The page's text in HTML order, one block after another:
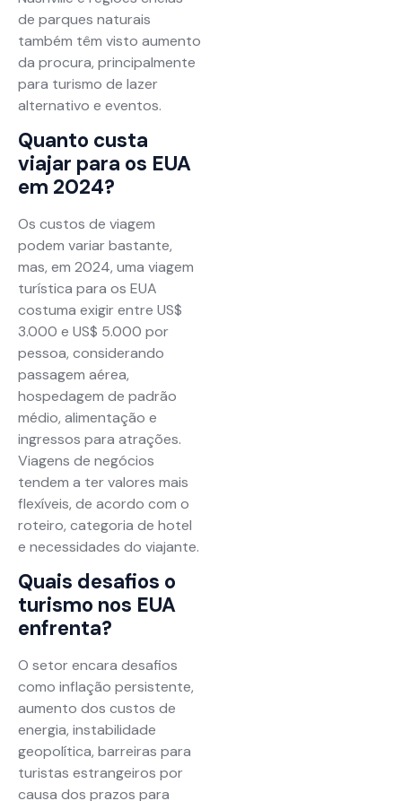
de parques naturais
também têm visto aumento
da procura, principalmente
para turismo de lazer
alternativo e eventos.
Quanto custa
viajar para os EUA
em 2024?
Os custos de viagem
podem variar bastante,
mas, em 2024, uma viagem
turística para os EUA
costuma exigir entre US$
3.000 e US$ 5.000 por
pessoa, considerando
passagem aérea,
hospedagem de padrão
médio, alimentação e
ingressos para atrações.
Viagens de negócios
tendem a ter valores mais
flexíveis, de acordo com o
roteiro, categoria de hotel
e necessidades do viajante.
Quais desafios o
turismo nos EUA
enfrenta?
O setor encara desafios
como inflação persistente,
aumento dos custos de
energia, instabilidade
geopolítica, barreiras para
turistas estrangeiros por
causa dos prazos para